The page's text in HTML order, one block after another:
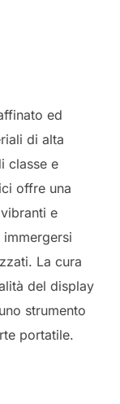
ed
di alta
classe e
offre una
e
La cura
del display
strumento
portatile.